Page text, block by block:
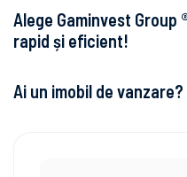
Alege Gaminvest
rapid și eficient!
Ai un imobil de vanzare?